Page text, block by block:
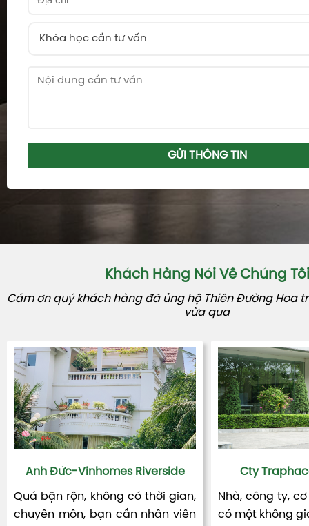
Khóa học cần tư vấn
GỬI THÔNG TIN
Khách Hàng Nói Về Chúng Tôi
Cám ơn quý khách hàng đã ủng hộ Thiên Đường Hoa
vừa qua
Anh Đức-Vinhomes Riverside
Quá bận rộn, không có thời gian,
chuyên môn, bạn cần nhân viên
Cty
Nhà, công ty,
có một không